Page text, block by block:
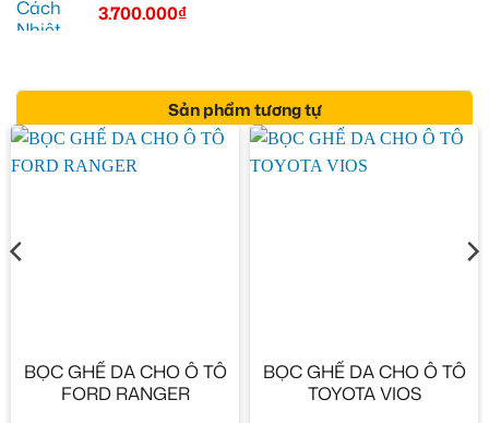
3.700.000₫
Sản phẩm tương tự
BỌC GHẾ DA CHO Ô TÔ
FORD RANGER
BỌC GHẾ DA CHO Ô TÔ
TOYOTA VIOS